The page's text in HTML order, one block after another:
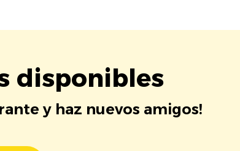
disponibles
y haz nuevos amigos!